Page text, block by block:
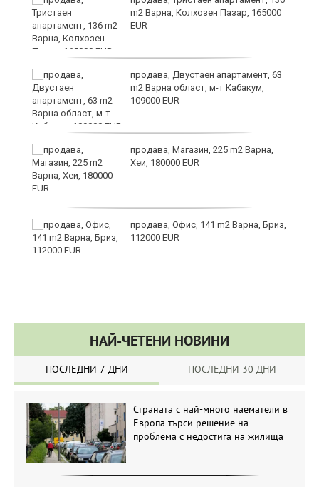
m2 Варна, Колхозен Пазар, 165000
EUR
продава, Двустаен апартамент, 63
m2 Варна област, м-т Кабакум,
109000 EUR
продава, Магазин, 225 m2 Варна,
Хеи, 180000 EUR
продава, Офис, 141 m2 Варна, Бриз,
112000 EUR
НАЙ-ЧЕТЕНИ НОВИНИ
ПОСЛЕДНИ 7 ДНИ ПОСЛЕДНИ 30 ДНИ
Страната с най-много наематели в
Европа търси решение на
проблема с недостига на жилища